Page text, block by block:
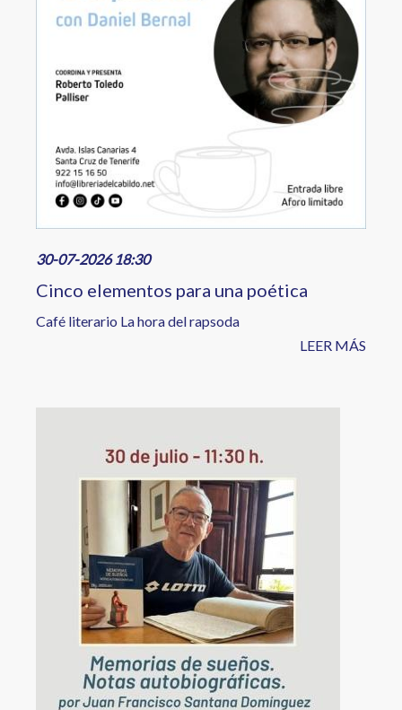
30-07-2026 18:30
Cinco elementos para una poética
Café literario La hora del rapsoda
LEER MÁS